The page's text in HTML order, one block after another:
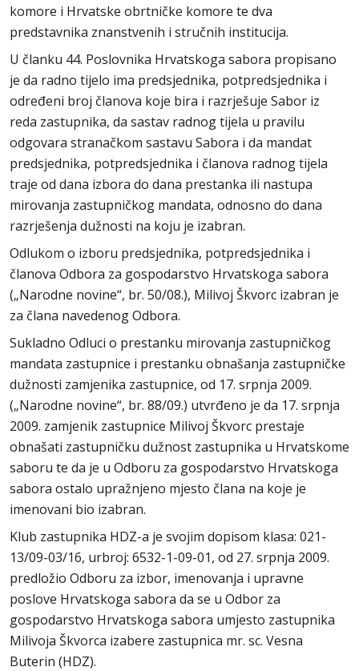
komore i Hrvatske obrtničke komore te dva
predstavnika znanstvenih i stručnih institucija.
U članku 44. Poslovnika Hrvatskoga sabora propisano
je da radno tijelo ima predsjednika, potpredsjednika i
određeni broj članova koje bira i razrješuje Sabor iz
reda zastupnika, da sastav radnog tijela u pravilu
odgovara stranačkom sastavu Sabora i da mandat
predsjednika, potpredsjednika i članova radnog tijela
traje od dana izbora do dana prestanka ili nastupa
mirovanja zastupničkog mandata, odnosno do dana
razrješenja dužnosti na koju je izabran.
Odlukom o izboru predsjednika, potpredsjednika i
članova Odbora za gospodarstvo Hrvatskoga sabora
(„Narodne novine“, br. 50/08.), Milivoj Škvorc izabran je
za člana navedenog Odbora.
Sukladno Odluci o prestanku mirovanja zastupničkog
mandata zastupnice i prestanku obnašanja zastupničke
dužnosti zamjenika zastupnice, od 17. srpnja 2009.
(„Narodne novine“, br. 88/09.) utvrđeno je da 17. srpnja
2009. zamjenik zastupnice Milivoj Škvorc prestaje
obnašati zastupničku dužnost zastupnika u Hrvatskome
saboru te da je u Odboru za gospodarstvo Hrvatskoga
sabora ostalo upražnjeno mjesto člana na koje je
imenovani bio izabran.
Klub zastupnika HDZ-a je svojim dopisom klasa: 021-
13/09-03/16, urbroj: 6532-1-09-01, od 27. srpnja 2009.
predložio Odboru za izbor, imenovanja i upravne
poslove Hrvatskoga sabora da se u Odbor za
gospodarstvo Hrvatskoga sabora umjesto zastupnika
Milivoja Škvorca izabere zastupnica mr. sc. Vesna
Buterin (HDZ).